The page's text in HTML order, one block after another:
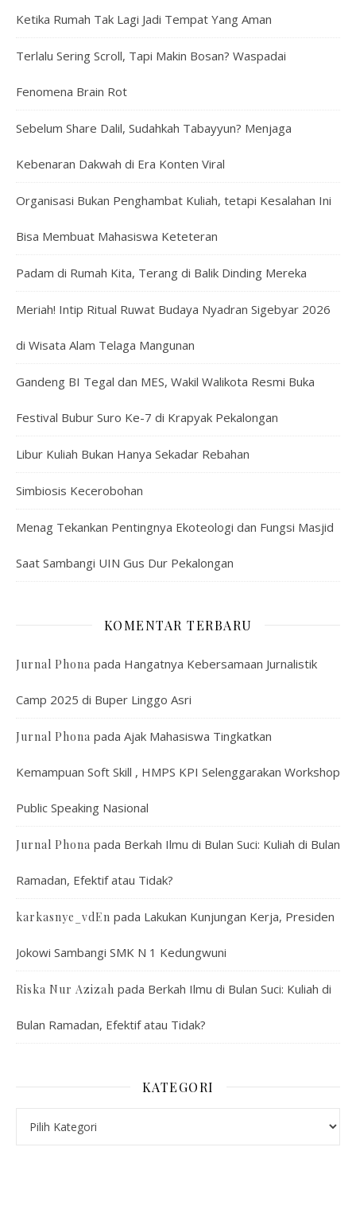
Ketika Rumah Tak Lagi Jadi Tempat Yang Aman
Terlalu Sering Scroll, Tapi Makin Bosan? Waspadai
Fenomena Brain Rot
Sebelum Share Dalil, Sudahkah Tabayyun? Menjaga
Kebenaran Dakwah di Era Konten Viral
Organisasi Bukan Penghambat Kuliah, tetapi Kesalahan Ini
Bisa Membuat Mahasiswa Keteteran
Padam di Rumah Kita, Terang di Balik Dinding Mereka
Meriah! Intip Ritual Ruwat Budaya Nyadran Sigebyar 2026
di Wisata Alam Telaga Mangunan
Gandeng BI Tegal dan MES, Wakil Walikota Resmi Buka
Festival Bubur Suro Ke-7 di Krapyak Pekalongan
Libur Kuliah Bukan Hanya Sekadar Rebahan
Simbiosis Kecerobohan
Menag Tekankan Pentingnya Ekoteologi dan Fungsi Masjid
Saat Sambangi UIN Gus Dur Pekalongan
KOMENTAR TERBARU
Jurnal Phona pada Hangatnya Kebersamaan Jurnalistik
Camp 2025 di Buper Linggo Asri
Jurnal Phona pada Ajak Mahasiswa Tingkatkan
Kemampuan Soft Skill , HMPS KPI Selenggarakan Workshop
Public Speaking Nasional
Jurnal Phona pada Berkah Ilmu di Bulan Suci: Kuliah di Bulan
Ramadan, Efektif atau Tidak?
karkasnye_vdEn pada Lakukan Kunjungan Kerja, Presiden
Jokowi Sambangi SMK N 1 Kedungwuni
Riska Nur Azizah pada Berkah Ilmu di Bulan Suci: Kuliah di
Bulan Ramadan, Efektif atau Tidak?
KATEGORI